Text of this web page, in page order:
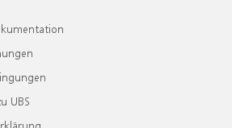
UBS